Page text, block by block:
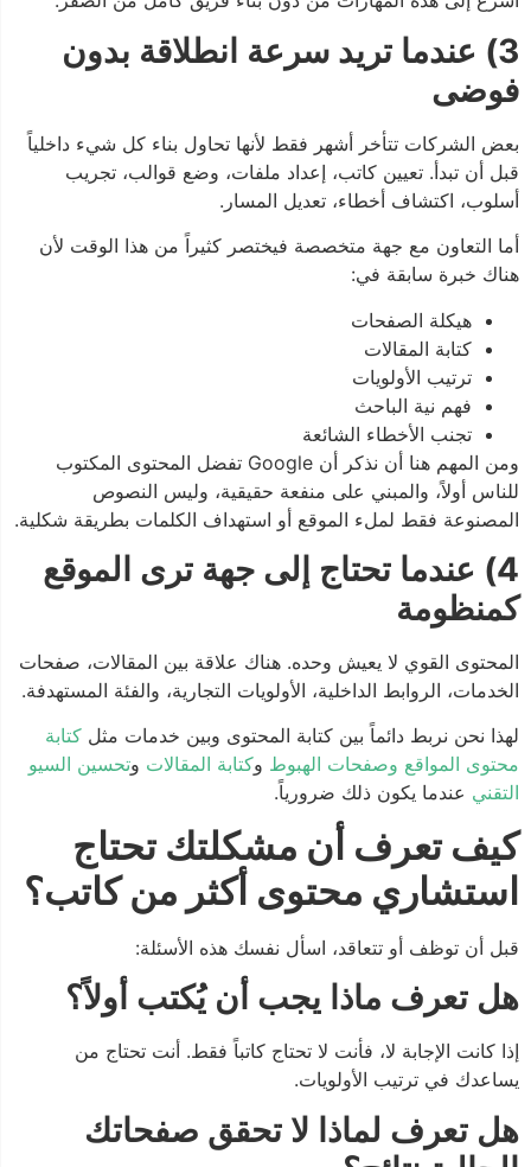
3) عندما تريد سرعة انطلاقة بدون
فوضى
بعض الشركات تتأخر أشهر فقط لأنها تحاول بناء كل شيء داخلياً
قبل أن تبدأ. تعيين كاتب، إعداد ملفات، وضع قوالب، تجريب
أسلوب، اكتشاف أخطاء، تعديل المسار.
أما التعاون مع جهة متخصصة فيختصر كثيراً من هذا الوقت لأن
هناك خبرة سابقة في:
هيكلة الصفحات
كتابة المقالات
ترتيب الأولويات
فهم نية الباحث
تجنب الأخطاء الشائعة
ومن المهم هنا أن نذكر أن Google تفضل المحتوى المكتوب
للناس أولاً، والمبني على منفعة حقيقية، وليس النصوص
المصنوعة فقط لملء الموقع أو استهداف الكلمات بطريقة شكلية.
4) عندما تحتاج إلى جهة ترى الموقع
كمنظومة
المحتوى القوي لا يعيش وحده. هناك علاقة بين المقالات، صفحات
الخدمات، الروابط الداخلية، الأولويات التجارية، والفئة المستهدفة.
لهذا نحن نربط دائماً بين كتابة المحتوى وبين خدمات مثل
كتابة
محتوى المواقع وصفحات الهبوطوكتابة المقالاتوتحسين السيو
التقني عندما يكون ذلك ضرورياً.
كيف تعرف أن مشكلتك تحتاج
استشاري محتوى أكثر من كاتب؟
قبل أن توظف أو تتعاقد، اسأل نفسك هذه الأسئلة:
هل تعرف ماذا يجب أن يُكتب أولاً؟
إذا كانت الإجابة لا، فأنت لا تحتاج كاتباً فقط. أنت تحتاج من
يساعدك في ترتيب الأولويات.
هل تعرف لماذا لا تحقق صفحاتك